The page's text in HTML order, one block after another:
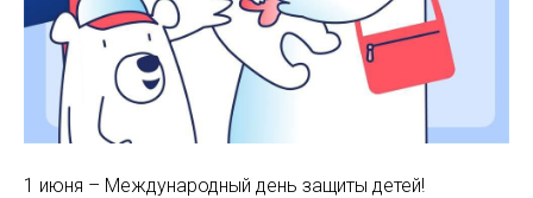
1 июня – Международный день защиты детей!